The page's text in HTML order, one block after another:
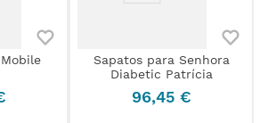
Sapatos para Senhora
Diabetic Patrícia
96,45 €